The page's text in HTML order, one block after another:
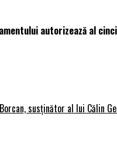
autorizează al
susținător al lui Călin